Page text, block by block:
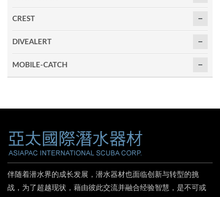
CREST
DIVEALERT
MOBILE-CATCH
伴随着潜水界的成长发展，潜水器材也面临创新与转型的挑
战，为了超越现状，藉由彼此交流并融合经验智慧，是不可或